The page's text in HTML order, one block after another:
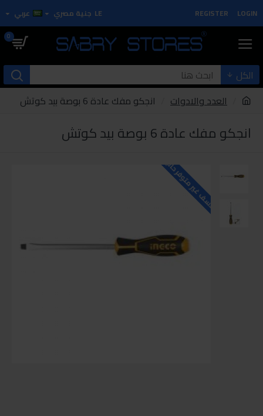
LOGIN
REGISTER
LE جنية مصري عربي
0
الكل
العدد والادوات
انجكو مفك عادة 6 بوصة بيد كوتش
انجكو مفك عادة 6 بوصة بيد كوتش
للاسف غير متوفر حاليا